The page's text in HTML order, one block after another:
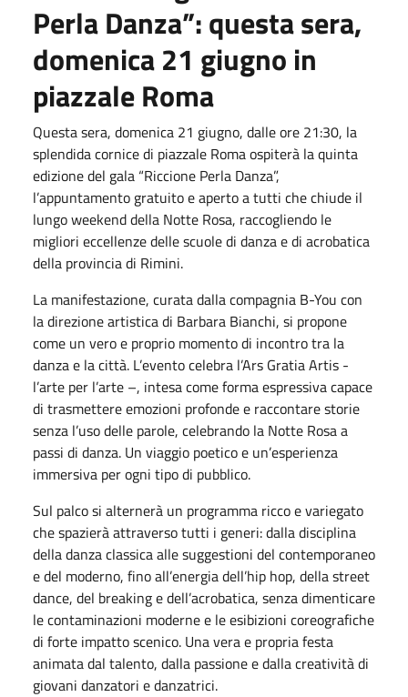
Perla Danza”: questa sera,
domenica 21 giugno in
piazzale Roma
Questa sera, domenica 21 giugno, dalle ore 21:30, la
splendida cornice di piazzale Roma ospiterà la quinta
edizione del gala “Riccione Perla Danza”,
l’appuntamento gratuito e aperto a tutti che chiude il
lungo weekend della Notte Rosa, raccogliendo le
migliori eccellenze delle scuole di danza e di acrobatica
della provincia di Rimini.
La manifestazione, curata dalla compagnia B-You con
la direzione artistica di Barbara Bianchi, si propone
come un vero e proprio momento di incontro tra la
danza e la città. L’evento celebra l’Ars Gratia Artis -
l’arte per l’arte –, intesa come forma espressiva capace
di trasmettere emozioni profonde e raccontare storie
senza l’uso delle parole, celebrando la Notte Rosa a
passi di danza. Un viaggio poetico e un’esperienza
immersiva per ogni tipo di pubblico.
Sul palco si alternerà un programma ricco e variegato
che spazierà attraverso tutti i generi: dalla disciplina
della danza classica alle suggestioni del contemporaneo
e del moderno, fino all’energia dell’hip hop, della street
dance, del breaking e dell’acrobatica, senza dimenticare
le contaminazioni moderne e le esibizioni coreografiche
di forte impatto scenico. Una vera e propria festa
animata dal talento, dalla passione e dalla creatività di
giovani danzatori e danzatrici.